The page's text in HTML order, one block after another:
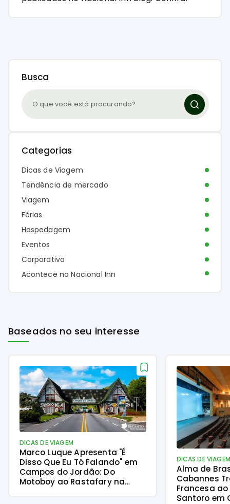
Busca
Categorias
Dicas de Viagem
Tendência de mercado
Viagem
Férias
Hospedagem
Eventos
Corporativo
Acontece no Nacional Inn
Baseados no seu interesse
DICAS DE VIAGEM
Marco Luque Apresenta "É
Disso Que Eu Tô Falando" em
Campos do Jordão: Do
Motoboy ao Rastafary na
DICAS DE VIAGEM
Alma de
Cabannes
Francesa
Santoro em